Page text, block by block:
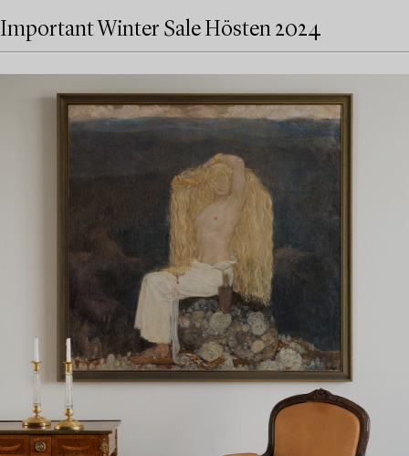
Important Winter Sale Hösten 2024